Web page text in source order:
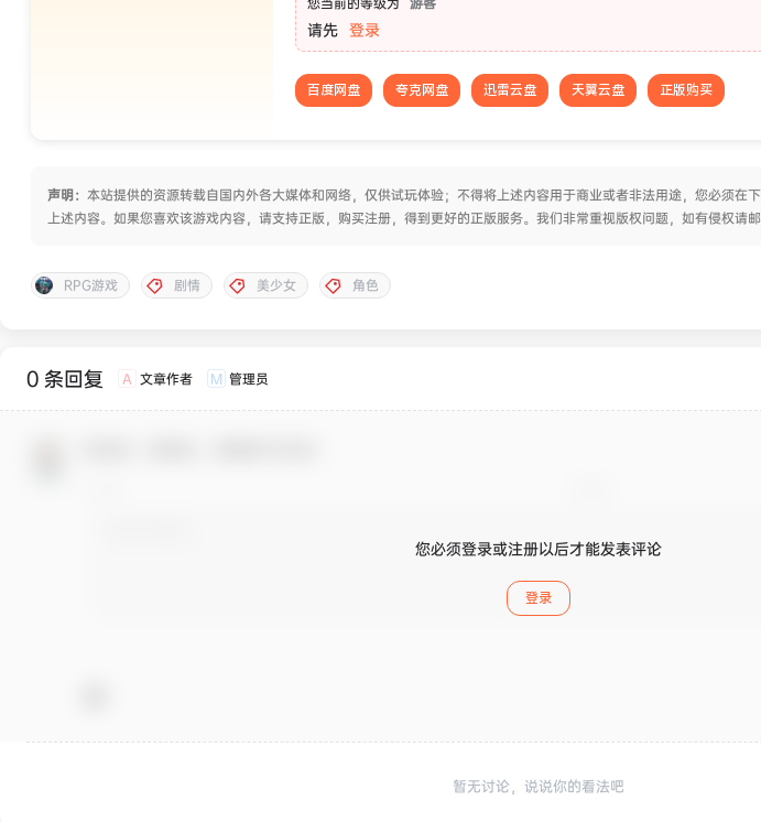
请先 登录
百度网盘 夸克网盘 迅雷云盘 天翼云盘 正版购买
声明： 本站提供的资源转载自国内外各大媒体和网络，仅供试玩体验；不得将上述内容用于商业或者非法用途，您必须在
上述内容。如果您喜欢该游戏内容，请支持正版，购买注册，得到更好的正版服务。我们非常重视版权问题，如有侵权请
RPG游戏 剧情 美少女 角色
0 条回复 A 文章作者 M 管理员
您必须登录或注册以后才能发表评论
登录
暂无讨论，说说你的看法吧